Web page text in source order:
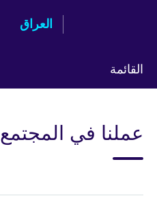
العراق
القائمة
عملنا في المجتمع